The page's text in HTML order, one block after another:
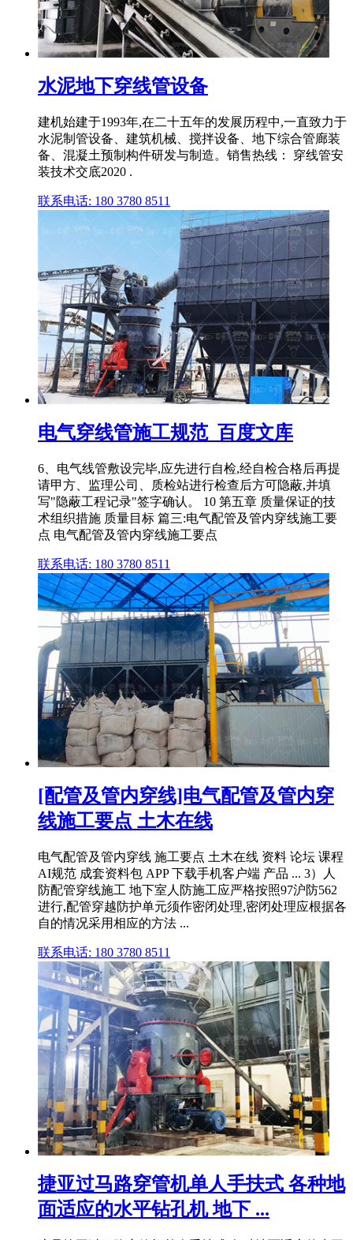
水泥地下穿线管设备
建机始建于1993年,在二十五年的发展历程中,一直致力于
水泥制管设备、建筑机械、搅拌设备、地下综合管廊装
备、混凝土预制构件研发与制造。销售热线： 穿线管安
装技术交底2020 .
联系电话: 180 3780 8511
电气穿线管施工规范_百度文库
6、电气线管敷设完毕,应先进行自检,经自检合格后再提
请甲方、监理公司、质检站进行检查后方可隐蔽,并填
写"隐蔽工程记录"签字确认。 10 第五章 质量保证的技
术组织措施 质量目标 篇三:电气配管及管内穿线施工要
点 电气配管及管内穿线施工要点
联系电话: 180 3780 8511
[配管及管内穿线]电气配管及管内穿
线施工要点 土木在线
电气配管及管内穿线 施工要点 土木在线 资料 论坛 课程
AI规范 成套资料包 APP 下载手机客户端 产品 ... 3）人
防配管穿线施工 地下室人防施工应严格按照97沪防562
进行,配管穿越防护单元须作密闭处理,密闭处理应根据各
自的情况采用相应的方法 ...
联系电话: 180 3780 8511
捷亚过马路穿管机单人手扶式 各种地
面适应的水平钻孔机 地下 ...